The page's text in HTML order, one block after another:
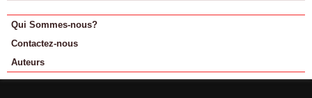
Qui Sommes-nous?
Contactez-nous
Auteurs